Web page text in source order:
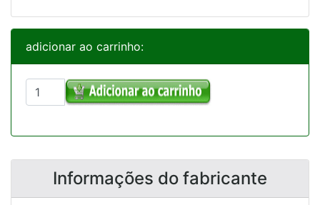
adicionar ao carrinho:
Informações do fabricante